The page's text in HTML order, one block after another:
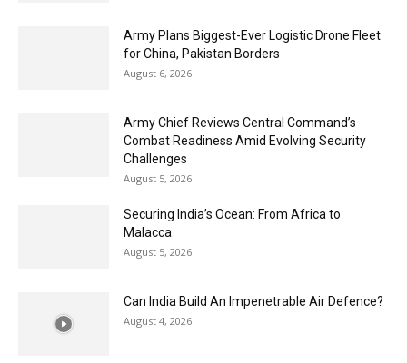
Army Plans Biggest-Ever Logistic Drone Fleet
for China, Pakistan Borders
August 6, 2026
Army Chief Reviews Central Command’s
Combat Readiness Amid Evolving Security
Challenges
August 5, 2026
Securing India’s Ocean: From Africa to
Malacca
August 5, 2026
Can India Build An Impenetrable Air Defence?
August 4, 2026